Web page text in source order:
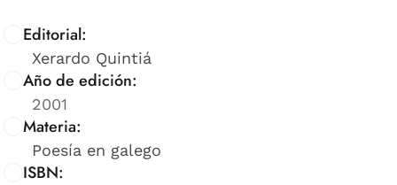
Editorial:
Xerardo Quintiá
Año de edición:
2001
Materia:
Poesía en galego
ISBN: